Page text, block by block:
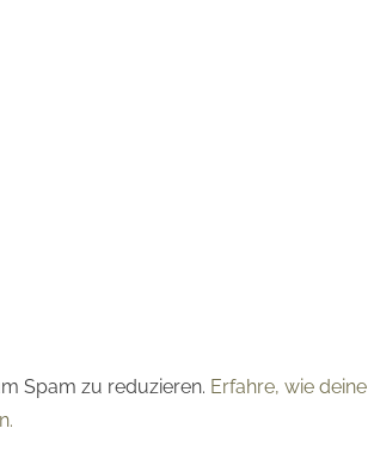
Spam zu reduzieren. Erfahre, wie deine